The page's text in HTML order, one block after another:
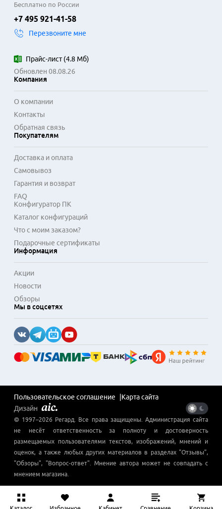
также в аппаратных помещениях офисных зданий. Модели
с глухими стенками обеспечивают повышенный уровень
типом рамы удобна для быстрого доступа к кабелям и
стандартные крепежные отверстития с шагом,
соответствующим общепринятым нормам.
упрощает транспортировку и пронос в помещение. В
для выравнивания конструкции на неровном полу, а также
набор крепежных элементов. Дополнительно можно
установить вентиляционные блоки, кабельные
устройств. Правильно подобранная стойка организует
рабочее пространство, упрощает обслуживание и
продлевает срок службы установленного оборудования.
Бесплатно по России
+7 495 921-41-58
Перезвоните мне
Прайс-лист(4.8 Мб)
Обновлен 08.08.26
Компания
О компании
Контакты
Обратная связь
Покупателям
Доставка и оплата
Самовывоз
Гарантия и возврат
FAQ
Конфигуратор ПК
Каталог конфигураций
Что с моим заказом?
Подарочные сертификаты
Информация
Акции
Новости
Обзоры
Мы в соцсетях
Пользовательское соглашение
Карта сайта
Дизайн
© 1997–2026 Регард . Все права защищены. Администрация сайта
не несёт ответственность за полноту и достоверность
размещаемых пользователями текстов, изображений, мнений и
оценок, а также любых других материалов в разделах "Отзывы",
"Обзоры", "Вопрос-ответ". Мнение автора может не совпадать с
мнением магазина.